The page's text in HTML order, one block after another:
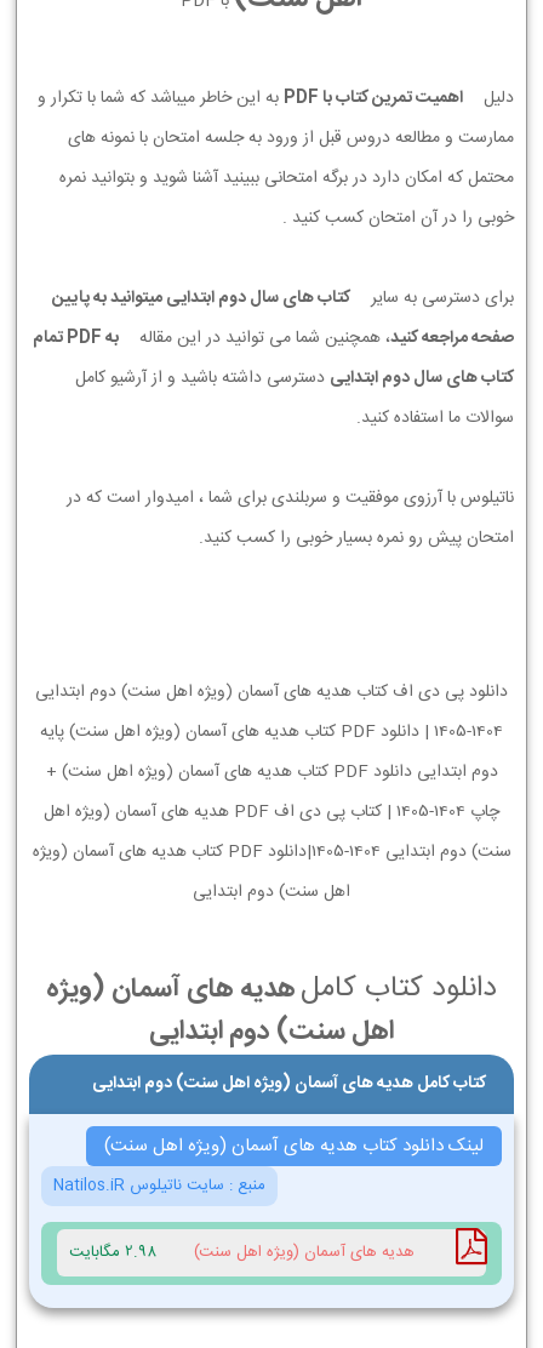
دلیل اهمیت تمرین کتاب با PDF
به این خاطر میباشد که شما با تکرار و
ممارست و مطالعه دروس قبل از ورود به جلسه امتحان با نمونه های
محتمل که امکان دارد در برگه امتحانی ببینید آشنا شوید و بتوانید نمره
خوبی را در آن امتحان کسب کنید .
برای دسترسی به سایر
کتاب های سال دوم ابتدایی میتوانید به پایین
صفحه مراجعه کنید، همچنین شما می توانید در این مقاله
به PDF تمام
کتاب های سال دوم ابتدایی دسترسی داشته باشید و از آرشیو کامل
سوالات ما استفاده کنید.
ناتیلوس با آرزوی موفقیت و سربلندی برای شما ، امیدوار است که در
امتحان پیش رو نمره بسیار خوبی را کسب کنید.
دانلود پی دی اف کتاب هدیه های آسمان (ویژه اهل سنت) دوم ابتدایی
1404-1405 | دانلود PDF کتاب هدیه های آسمان (ویژه اهل سنت) پایه
دوم ابتدایی دانلود PDF کتاب هدیه های آسمان (ویژه اهل سنت) +
چاپ 1404-1405 | کتاب پی دی اف PDF هدیه های آسمان (ویژه اهل
سنت) دوم ابتدایی 1404-1405|دانلود PDF کتاب هدیه های آسمان (ویژه
اهل سنت) دوم ابتدایی
دانلود کتاب کاملهدیه های آسمان (ویژه
اهل سنت) دوم ابتدایی
کتاب کامل هدیه های آسمان (ویژه اهل سنت) دوم ابتدایی
لینک دانلود کتاب هدیه های آسمان (ویژه اهل سنت)
منبع : سایت ناتیلوس Natilos.iR
هدیه های آسمان (ویژه اهل سنت) 2.98 مگابایت